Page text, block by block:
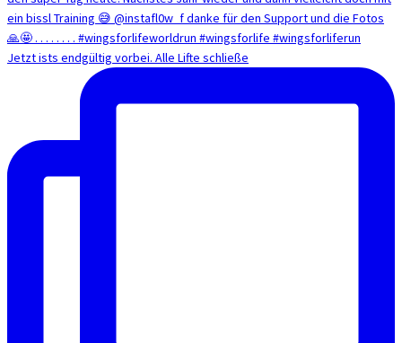
Jetzt ists endgültig vorbei. Alle Lifte schließe